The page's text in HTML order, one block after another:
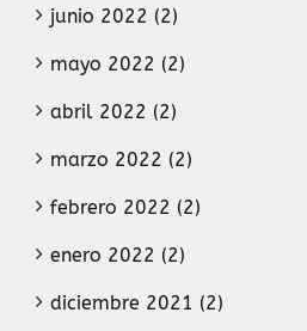
junio 2022 (2)
mayo 2022 (2)
abril 2022 (2)
marzo 2022 (2)
febrero 2022 (2)
enero 2022 (2)
diciembre 2021 (2)